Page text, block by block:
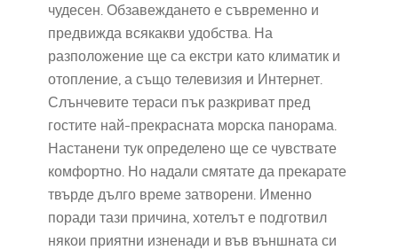
чудесен. Обзавеждането е съвременно и
предвижда всякакви удобства. На
разположение ще са екстри като климатик и
отопление, а също телевизия и Интернет.
Слънчевите тераси пък разкриват пред
гостите най-прекрасната морска панорама.
Настанени тук определено ще се чувствате
комфортно. Но надали смятате да прекарате
твърде дълго време затворени. Именно
поради тази причина, хотелът е подготвил
някои приятни изненади и във външната си